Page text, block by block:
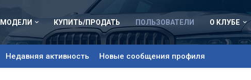
МОДЕЛИ КУПИТЬ/ПРОДАТЬ ПОЛЬЗОВАТЕЛИ
Недавняя активность Новые сообщения профиля
О КЛУБЕ